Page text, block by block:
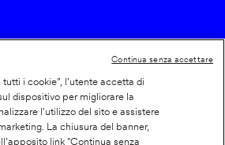
i cookie”, l'utente accetta di
dispositivo per migliorare la
l'utilizzo del sito e assistere
La chiusura del banner,
link "Continua senza
Continua senza accettare